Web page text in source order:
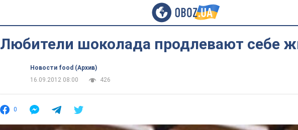
Любители шоколада продлевают себе
Новости food (Архив)
16.09.2012 08:00
426
0